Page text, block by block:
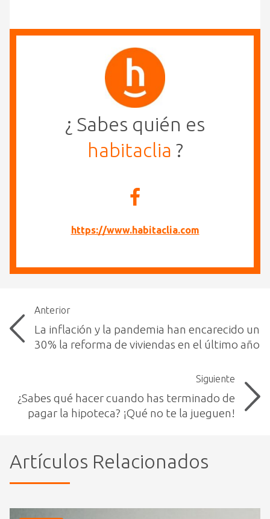
¿ Sabes quién es
habitaclia ?
https://www.habitaclia.com
Anterior
La inflación y la pandemia han encarecido un
30% la reforma de viviendas en el último año
Siguiente
¿Sabes qué hacer cuando has terminado de
pagar la hipoteca? ¡Qué no te la jueguen!
Artículos Relacionados